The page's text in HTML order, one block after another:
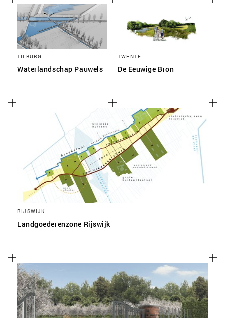
TILBURG
Waterlandschap Pauwels
TWENTE
De Eeuwige Bron
RIJSWIJK
Landgoederenzone Rijswijk